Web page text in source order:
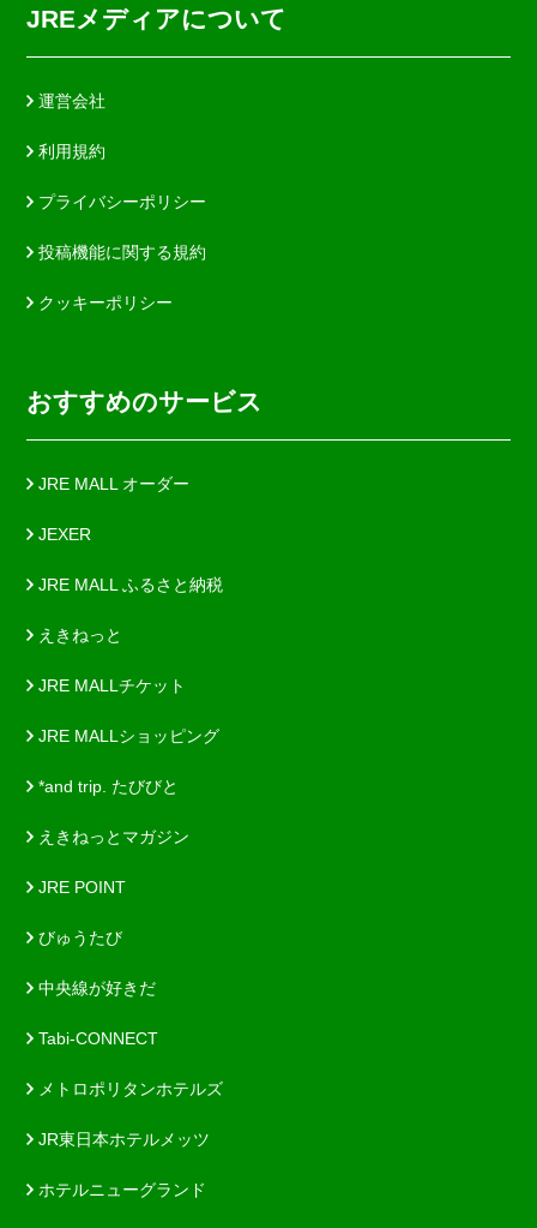
JREメディアについて
運営会社
利用規約
プライバシーポリシー
投稿機能に関する規約
クッキーポリシー
おすすめのサービス
JRE MALL オーダー
JEXER
JRE MALL ふるさと納税
えきねっと
JRE MALLチケット
JRE MALLショッピング
*and trip. たびびと
えきねっとマガジン
JRE POINT
びゅうたび
中央線が好きだ
Tabi-CONNECT
メトロポリタンホテルズ
JR東日本ホテルメッツ
ホテルニューグランド